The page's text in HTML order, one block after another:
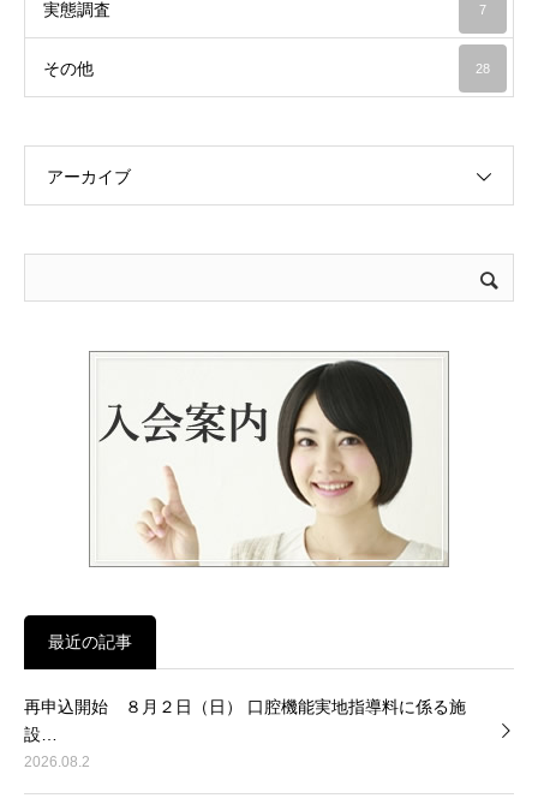
実態調査 7
その他 28
アーカイブ
最近の記事
再申込開始 ８月２日（日） 口腔機能実地指導料に係る施
設…
2026.08.2